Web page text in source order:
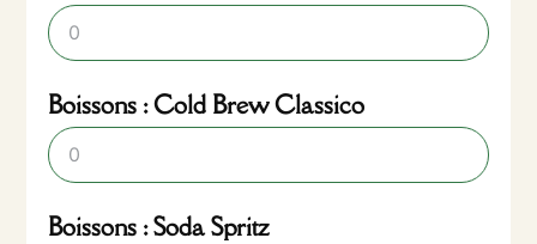
Boissons : Cold Brew Classico
Boissons : Soda Spritz